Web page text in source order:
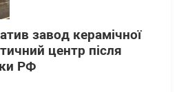
завод керамічної
центр після
РФ